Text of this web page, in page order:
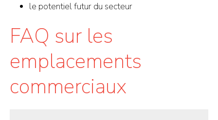
le potentiel futur du secteur
FAQ sur les
emplacements
commerciaux